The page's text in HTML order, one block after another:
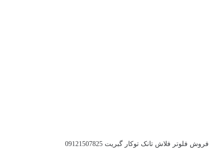
فروش فلوتر فلاش تانک توکار گبریت 09121507825